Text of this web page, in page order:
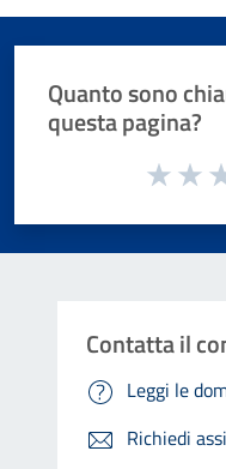
Quanto sono
questa pagina?
Valuta da 1 a 5 stelle la
Contatta il
Leggi le
Richiedi